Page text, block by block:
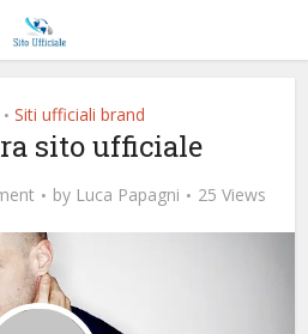
• Siti ufficiali brand
sito ufficiale
by Luca Papagni 25 Views